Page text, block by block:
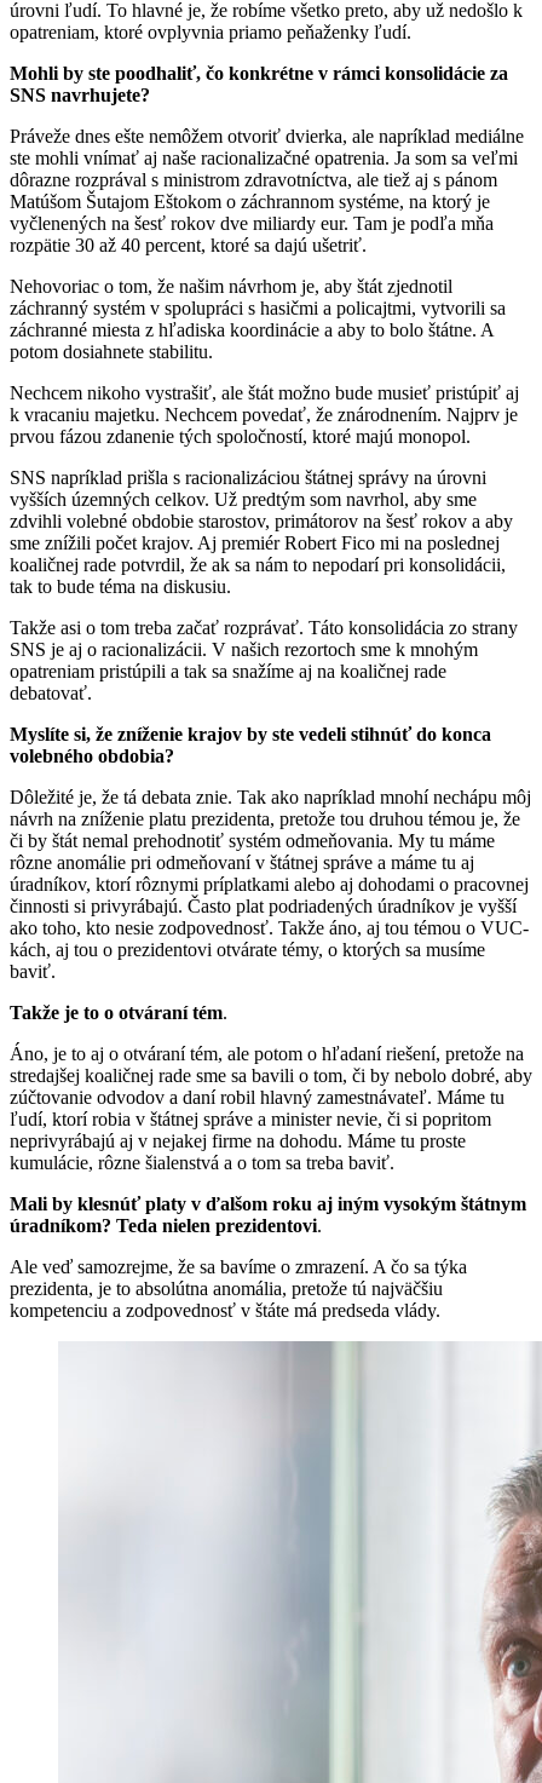
úrovni ľudí. To hlavné je, že robíme všetko preto, aby už nedošlo k
opatreniam, ktoré ovplyvnia priamo peňaženky ľudí.
Mohli by ste poodhaliť, čo konkrétne v rámci konsolidácie za
SNS navrhujete?
Práveže dnes ešte nemôžem otvoriť dvierka, ale napríklad mediálne
ste mohli vnímať aj naše racionalizačné opatrenia. Ja som sa veľmi
dôrazne rozprával s ministrom zdravotníctva, ale tiež aj s pánom
Matúšom Šutajom Eštokom o záchrannom systéme, na ktorý je
vyčlenených na šesť rokov dve miliardy eur. Tam je podľa mňa
rozpätie 30 až 40 percent, ktoré sa dajú ušetriť.
Nehovoriac o tom, že našim návrhom je, aby štát zjednotil
záchranný systém v spolupráci s hasičmi a policajtmi, vytvorili sa
záchranné miesta z hľadiska koordinácie a aby to bolo štátne. A
potom dosiahnete stabilitu.
Nechcem nikoho vystrašiť, ale štát možno bude musieť pristúpiť aj
k vracaniu majetku. Nechcem povedať, že znárodnením. Najprv je
prvou fázou zdanenie tých spoločností, ktoré majú monopol.
SNS napríklad prišla s racionalizáciou štátnej správy na úrovni
vyšších územných celkov. Už predtým som navrhol, aby sme
zdvihli volebné obdobie starostov, primátorov na šesť rokov a aby
sme znížili počet krajov. Aj premiér Robert Fico mi na poslednej
koaličnej rade potvrdil, že ak sa nám to nepodarí pri konsolidácii,
tak to bude téma na diskusiu.
Takže asi o tom treba začať rozprávať. Táto konsolidácia zo strany
SNS je aj o racionalizácii. V našich rezortoch sme k mnohým
opatreniam pristúpili a tak sa snažíme aj na koaličnej rade
debatovať.
Myslíte si, že zníženie krajov by ste vedeli stihnúť do konca
volebného obdobia?
Dôležité je, že tá debata znie. Tak ako napríklad mnohí nechápu môj
návrh na zníženie platu prezidenta, pretože tou druhou témou je, že
či by štát nemal prehodnotiť systém odmeňovania. My tu máme
rôzne anomálie pri odmeňovaní v štátnej správe a máme tu aj
úradníkov, ktorí rôznymi príplatkami alebo aj dohodami o pracovnej
činnosti si privyrábajú. Často plat podriadených úradníkov je vyšší
ako toho, kto nesie zodpovednosť. Takže áno, aj tou témou o VUC-
kách, aj tou o prezidentovi otvárate témy, o ktorých sa musíme
baviť.
Takže je to o otváraní tém.
Áno, je to aj o otváraní tém, ale potom o hľadaní riešení, pretože na
stredajšej koaličnej rade sme sa bavili o tom, či by nebolo dobré, aby
zúčtovanie odvodov a daní robil hlavný zamestnávateľ. Máme tu
ľudí, ktorí robia v štátnej správe a minister nevie, či si popritom
neprivyrábajú aj v nejakej firme na dohodu. Máme tu proste
kumulácie, rôzne šialenstvá a o tom sa treba baviť.
Mali by klesnúť platy v ďalšom roku aj iným vysokým štátnym
úradníkom? Teda nielen prezidentovi.
Ale veď samozrejme, že sa bavíme o zmrazení. A čo sa týka
prezidenta, je to absolútna anomália, pretože tú najväčšiu
kompetenciu a zodpovednosť v štáte má predseda vlády.